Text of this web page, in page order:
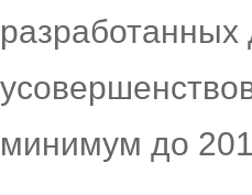
разработанных
минимум до